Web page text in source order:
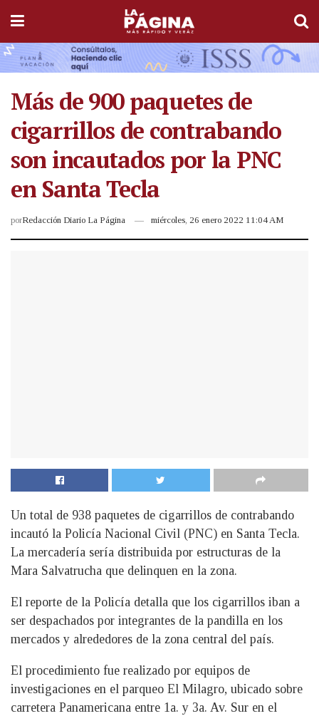
Más de 900 paquetes de
cigarrillos de contrabando
son incautados por la PNC
en Santa Tecla
porRedacción Diario La Página miércoles, 26 enero 2022 11:04 AM
Un total de 938 paquetes de cigarrillos de contrabando
incautó la Policía Nacional Civil (PNC) en Santa Tecla.
La mercadería sería distribuida por estructuras de la
Mara Salvatrucha que delinquen en la zona.
El reporte de la Policía detalla que los cigarrillos iban a
ser despachados por integrantes de la pandilla en los
mercados y alrededores de la zona central del país.
El procedimiento fue realizado por equipos de
investigaciones en el parqueo El Milagro, ubicado sobre
carretera Panamericana entre 1a. y 3a. Av. Sur en el